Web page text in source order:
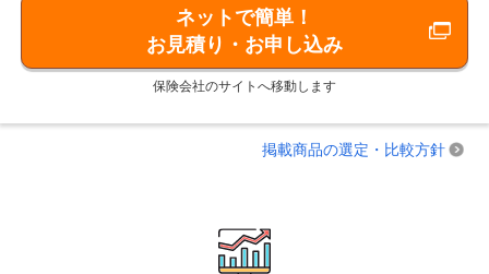
ネットで簡単！
お見積り・お申し込み
保険会社のサイトへ移動します
掲載商品の選定・比較方針